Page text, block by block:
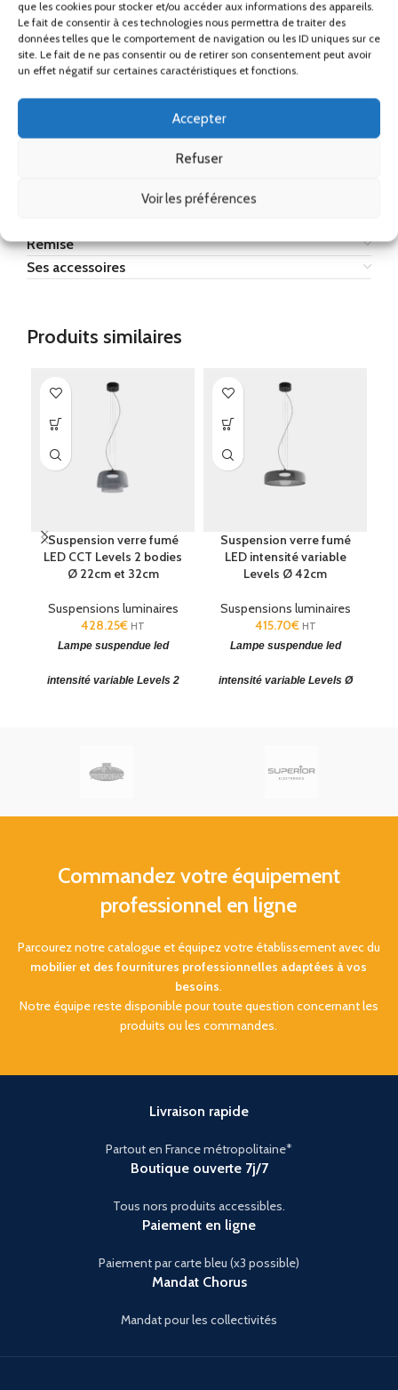
que les cookies pour stocker et/ou accéder aux informations des appareils.
Le fait de consentir à ces technologies nous permettra de traiter des
données telles que le comportement de navigation ou les ID uniques sur ce
site. Le fait de ne pas consentir ou de retirer son consentement peut avoir
un effet négatif sur certaines caractéristiques et fonctions.
Accepter
Refuser
Voir les préférences
Classe I.​
IP20.​
Les couleurs affichées sont approximatives et peuvent ne pas refléter
différents types de matériaux et de finitions, ainsi qu’aux facteurs
Remise
Ses accessoires
Produits similaires
Suspension verre fumé
LED CCT Levels 2 bodies
Ø 22cm et 32cm
Suspensions luminaires
428.25€ HT
Lampe suspendue led
intensité variable Levels 2
main levée (H x Ø): 240 x
320mm.CCT: SW 2700-
Suspension verre fumé
LED intensité variable
Levels Ø 42cm
Suspensions luminaires
415.70€ HT
Lampe suspendue led
intensité variable Levels Ø
main levée (H x Ø) : 150 x
CCT: SW 2700-
Commandez votre équipement
professionnel en ligne
Parcourez notre catalogue et équipez votre établissement avec du
mobilier et des fournitures professionnelles adaptées à vos
besoins.
Notre équipe reste disponible pour toute question concernant les
produits ou les commandes.
Livraison rapide
Partout en France métropolitaine*
Boutique ouverte 7j/7
Tous nors produits accessibles.
Paiement en ligne
Paiement par carte bleu (x3 possible)
Mandat Chorus
Mandat pour les collectivités